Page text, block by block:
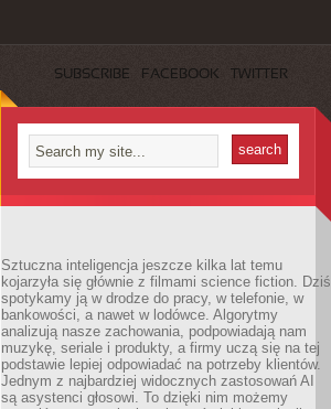
SUBSCRIBE FACEBOOK TWITTER
Sztuczna inteligencja jeszcze kilka lat temu
kojarzyła się głównie z filmami science fiction. Dziś
spotykamy ją w drodze do pracy, w telefonie, w
bankowości, a nawet w lodówce. Algorytmy
analizują nasze zachowania, podpowiadają nam
muzykę, seriale i produkty, a firmy uczą się na tej
podstawie lepiej odpowiadać na potrzeby klientów.
Jednym z najbardziej widocznych zastosowań AI
są asystenci głosowi. To dzięki nim możemy